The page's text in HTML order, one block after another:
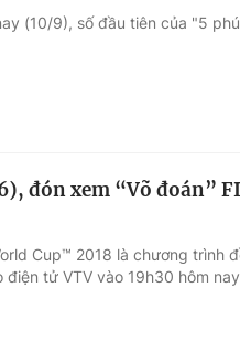
(10/9), số đầu tiên của "5
đón xem “Võ đoán”
Cup™ 2018 là chương
điện tử VTV vào 19h30 hôm